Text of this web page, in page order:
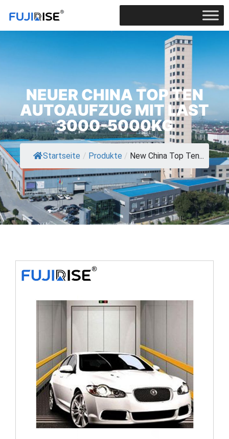
NEUER CHINA TOP TEN
AUTOAUFZUG MIT LAST
3000-5000KG
Startseite / Produkte / New China Top Ten...